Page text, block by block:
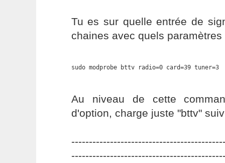
Tu es sur quelle entrée de
chaines avec quels paramètres
sudo modprobe bttv radio=0 card=39 tuner=3
Au niveau de cette
d'option, charge juste "bttv"